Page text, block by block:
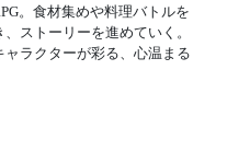
。食材集めや料理バトルを
ストーリーを進めていく。
ラクターが彩る、心温まる